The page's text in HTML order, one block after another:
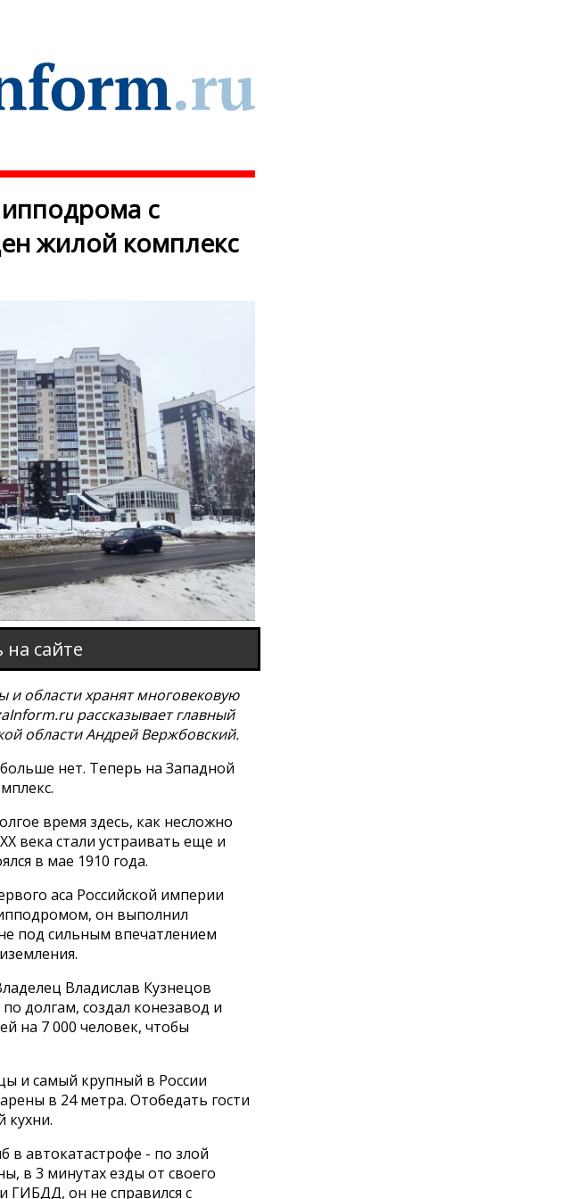
с
жилой комплекс
на сайте
области хранят многовековую
рассказывает главный
области Андрей Вержбовский.
нет. Теперь на Западной
время здесь, как несложно
века стали устраивать еще и
в мае 1910 года.
аса Российской империи
он выполнил
под сильным впечатлением
Владислав Кузнецов
долгам, создал конезавод и
на 7 000 человек, чтобы
и самый крупный в России
в 24 метра. Отобедать гости
кухни.
в автокатастрофе - по злой
в 3 минутах езды от своего
ГИБДД, он не справился с